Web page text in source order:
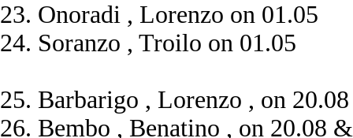
Onoradi , Lorenzo on 01.05
Soranzo , Troilo on 01.05
Barbarigo , Lorenzo , on
Bembo , Benatino , on 20.08